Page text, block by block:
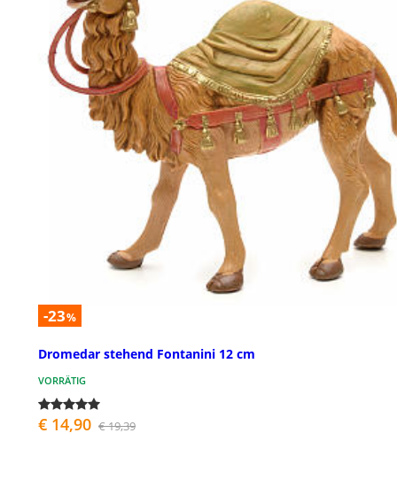
-23%
Dromedar stehend Fontanini 12 cm
VORRÄTIG
€ 14,90 € 19,39